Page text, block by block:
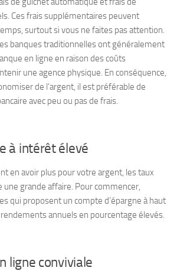
Ces frais supplémentaires peuvent
surtout si vous ne faites pas attention.
banques traditionnelles ont généralement
en ligne en raison des coûts
une agence physique. En conséquence,
de l’argent, il est préférable de
avec peu ou pas de frais.
à intérêt élevé
en avoir plus pour votre argent, les taux
une grande affaire. Pour commencer,
qui proposent un compte d’épargne à haut
annuels en pourcentage élevés.
ligne conviviale